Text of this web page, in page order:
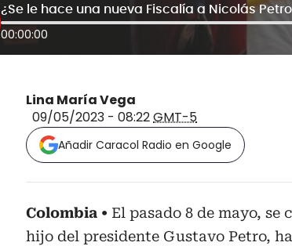
¿Se le hace una nueva Fiscalía a Nicolás
00:00:00
Lina María Vega
09/05/2023 - 08:22GMT-5
Añadir Caracol Radio en Google
Colombia El pasado 8 de mayo, se
hijo del presidente Gustavo Petro,